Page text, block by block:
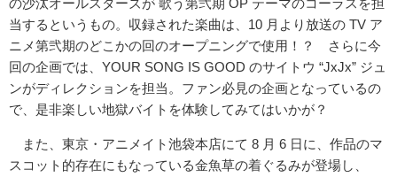
当するというもの。収録された楽曲は、10 月より放送の TV ア
ニメ第弐期のどこかの回のオープニングで使用！？ さらに今
回の企画では、YOUR SONG IS GOOD のサイトウ “JxJx” ジュ
ンがディレクションを担当。ファン必見の企画となっているの
で、是非楽しい地獄バイトを体験してみてはいかが？
また、東京・アニメイト池袋本店にて 8 月 6 日に、作品のマ
スコット的存在にもなっている金魚草の着ぐるみが登場し、